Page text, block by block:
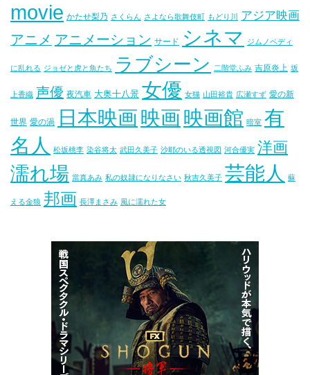
movie かたせ梨乃 さくらん さよなら歌舞伎町 もどり川 アジア映画
アニメ アニメーション サード シネマ ジムノペディ
に乱れる ジョゼと虎と魚たち ラブシーン 二階堂ふみ 吉原炎上 坂
上香織 声優 夜汽車 大奥十八景 女優 女猫 山田裕貴 広瀬すず 愛の新
世界 愛の渦 日本映画映画映画館 暗室 有
名人
松坂桃李 染谷将太 武田久美子 沙耶のいる透視図 河合優実 洋画
濡れ場 當真あみ 私の奴隷になりなさい 秋吉久美子 芸能人 蘇
える金狼 邦画 長澤まさみ 風に濡れた女